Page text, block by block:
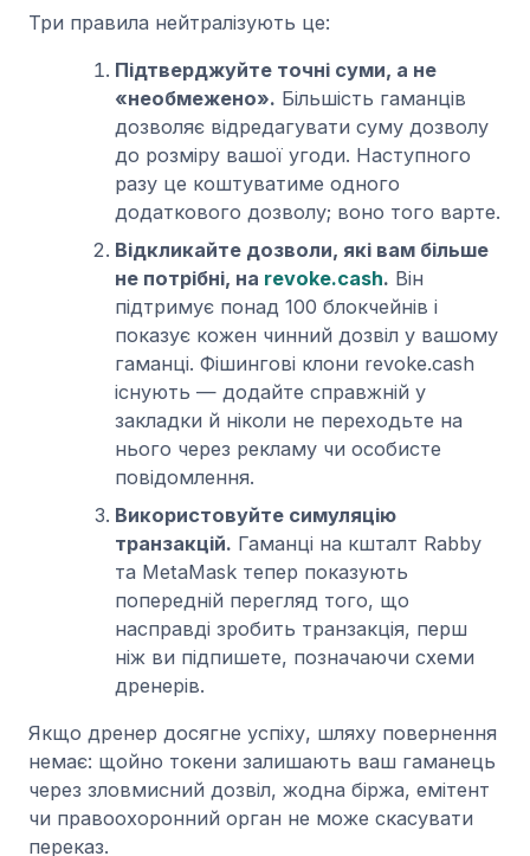
Три правила нейтралізують це:
Підтверджуйте точні суми, а не
«необмежено». Більшість гаманців
дозволяє відредагувати суму дозволу
до розміру вашої угоди. Наступного
разу це коштуватиме одного
додаткового дозволу; воно того варте.
Відкликайте дозволи, які вам більше
не потрібні, на revoke.cash. Він
підтримує понад 100 блокчейнів і
показує кожен чинний дозвіл у вашому
гаманці. Фішингові клони revoke.cash
існують — додайте справжній у
закладки й ніколи не переходьте на
нього через рекламу чи особисте
повідомлення.
Використовуйте симуляцію
транзакцій. Гаманці на кшталт Rabby
та MetaMask тепер показують
попередній перегляд того, що
насправді зробить транзакція, перш
ніж ви підпишете, позначаючи схеми
дренерів.
Якщо дренер досягне успіху, шляху повернення
немає: щойно токени залишають ваш гаманець
через зловмисний дозвіл, жодна біржа, емітент
чи правоохоронний орган не може скасувати
переказ.